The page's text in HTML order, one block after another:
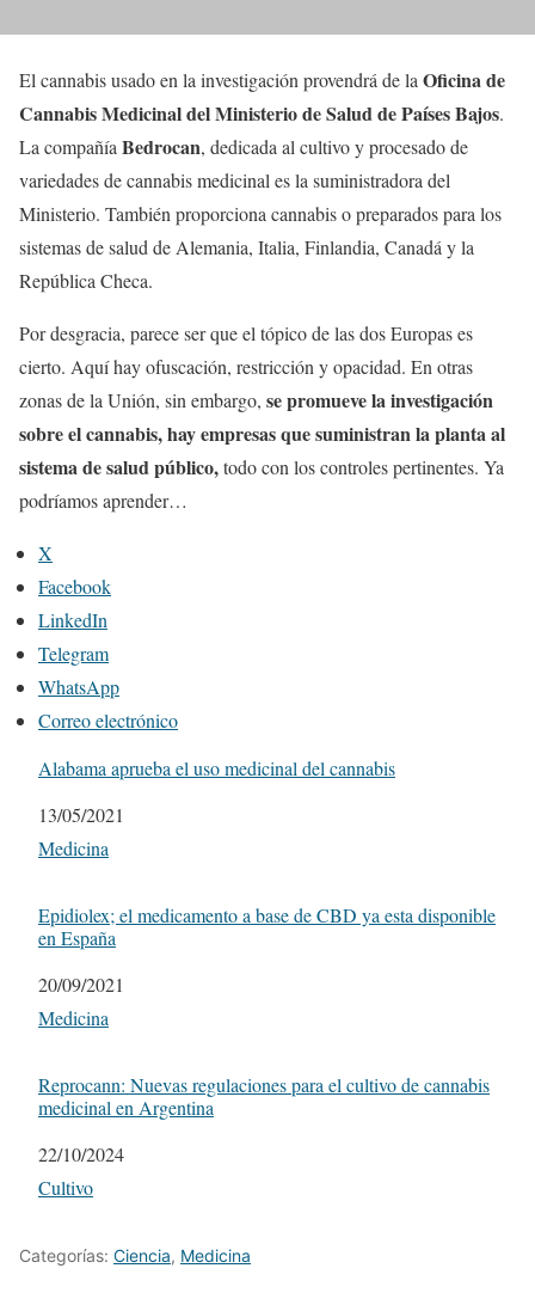
El cannabis usado en la investigación provendrá de la Oficina de
Cannabis Medicinal del Ministerio de Salud de Países Bajos.
La compañía Bedrocan, dedicada al cultivo y procesado de
variedades de cannabis medicinal es la suministradora del
Ministerio. También proporciona cannabis o preparados para los
sistemas de salud de Alemania, Italia, Finlandia, Canadá y la
República Checa.
Por desgracia, parece ser que el tópico de las dos Europas es
cierto. Aquí hay ofuscación, restricción y opacidad. En otras
zonas de la Unión, sin embargo, se promueve la investigación
sobre el cannabis, hay empresas que suministran la planta al
sistema de salud público,todo con los controles pertinentes. Ya
podríamos aprender…
X
Facebook
LinkedIn
Telegram
WhatsApp
Correo electrónico
Alabama aprueba el uso medicinal del cannabis
Fecha
13/05/2021
Respecto a
Medicina
Epidiolex; el medicamento a base de CBD ya esta disponible
en España
Fecha
20/09/2021
Respecto a
Medicina
Reprocann: Nuevas regulaciones para el cultivo de cannabis
medicinal en Argentina
Fecha
22/10/2024
Respecto a
Cultivo
Categorías: Ciencia, Medicina